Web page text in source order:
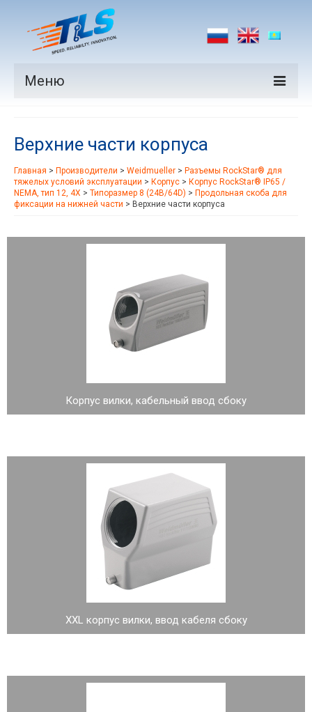
Меню
Производители
Рынки
Новости
Верхние части корпуса
Главная > Производители > Weidmueller > Разъемы RockStar® для
тяжелых условий эксплуатации > Корпус > Корпус RockStar® IP65 /
NEMA, тип 12, 4X > Типоразмер 8 (24B/64D) > Продольная скоба для
фиксации на нижней части > Верхние части корпуса
Корпус вилки, кабельный ввод сбоку
XXL корпус вилки, ввод кабеля сбоку